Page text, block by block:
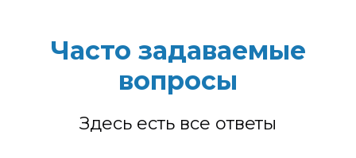
Часто задаваемые
вопросы
Здесь есть все ответы